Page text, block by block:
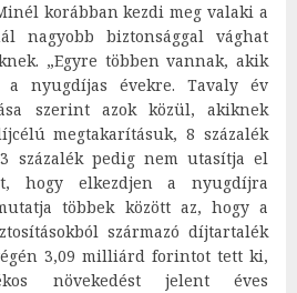
korábban kezdi meg valaki a
nagyobb biztonsággal vághat
„Egyre többen vannak, akik
a nyugdíjas évekre. Tavaly év
szerint azok közül, akiknek
megtakarításuk, 8 százalék
százalék pedig nem utasítja el
hogy elkezdjen a nyugdíjra
többek között az, hogy a
származó díjtartalék
3,09 milliárd forintot tett ki,
növekedést jelent éves